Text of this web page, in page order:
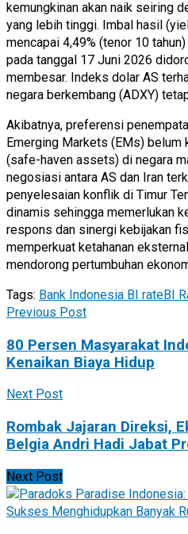
kemungkinan akan naik seiring
yang lebih tinggi. Imbal hasil
mencapai 4,49% (tenor 10
pada tanggal 17 Juni 2026
membesar. Indeks dolar AS
negara berkembang (ADXY)
Akibatnya, preferensi
Emerging Markets (EMs) belum
(safe-haven assets) di negara
negosiasi antara AS dan Iran
penyelesaian konflik di Timur
dinamis sehingga memerlukan
respons dan sinergi kebijakan
memperkuat ketahanan
mendorong pertumbuhan
Tags: Bank Indonesia BI rateBI
Previous Post
80 Persen Masyarakat
Kenaikan Biaya Hidup
Next Post
Rombak Jajaran Direksi,
Belgia Andri Hadi Jabat
Next Post